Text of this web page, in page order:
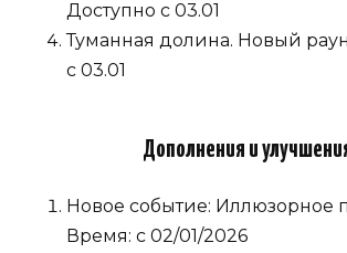
Доступно с 03.01
Туманная долина. Новый
с 03.01
Дополнения и
Новое событие: Иллюзорное
Время: с 02/01/2026